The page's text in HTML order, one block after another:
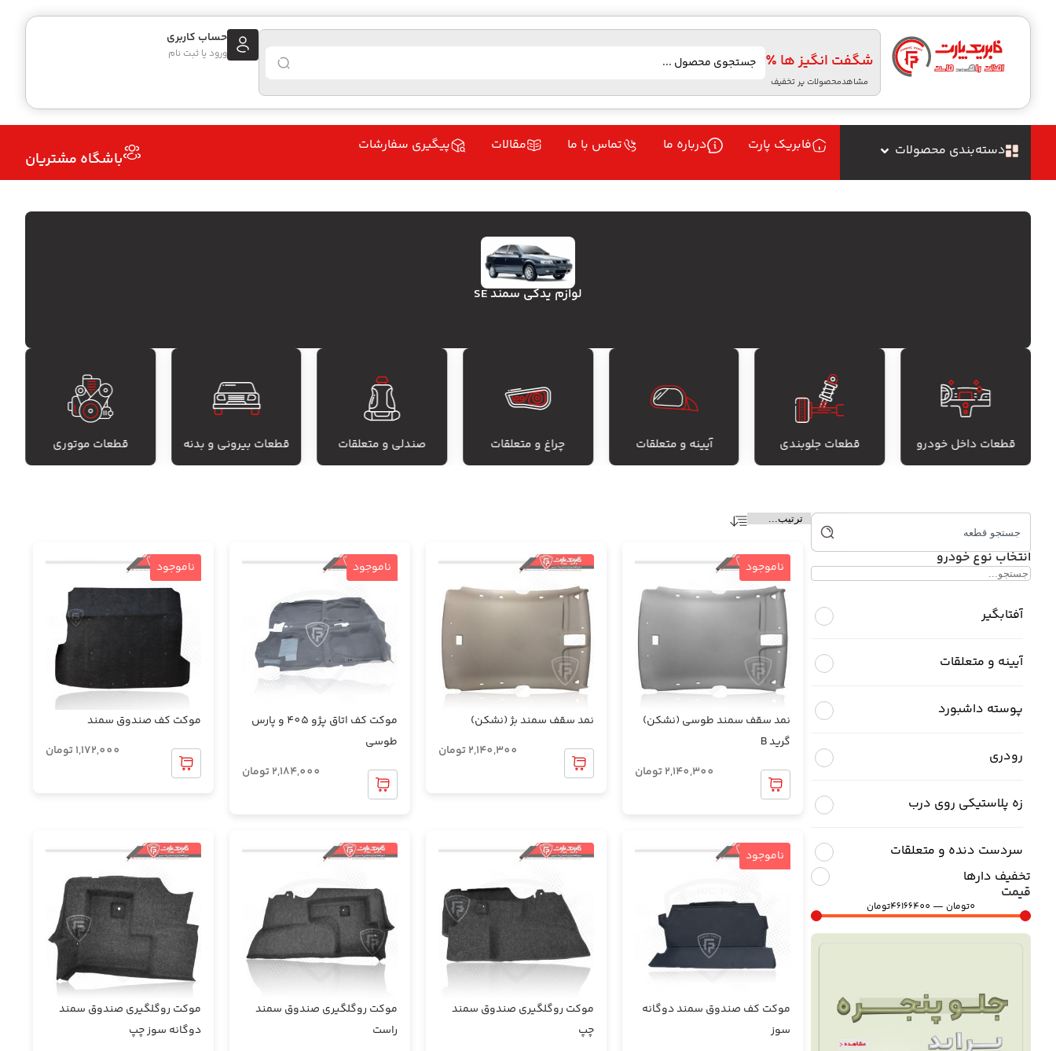
شگفت انگیز ها ٪
مشاهدمحصولات پر تخفیف
حساب کاربری
ورود یا ثبت نام
دسته‌بندی محصولات فابریک پارت درباره ما تماس با ما مقالات پیگیری سفارشات
باشگاه مشتریان
لوازم یدکی سمند SE
قطعات داخل خودرو قطعات جلوبندی آیینه و متعلقات چراغ و متعلقات صندلی و متعلقات قطعات بیرونی و بدنه قطعات موتوری
انتخاب نوع خودرو
آفتابگیر
آیینه و متعلقات
پوسته داشبورد
رودری
زه پلاستیکی روی درب
سردست دنده و متعلقات
طاقچه عقب و متعلفات
فوم صندلی
قاب ایربگ داشبورد و فرمان
تخفیف دارها
قیمت
0تومان —
46166400تومان
ناموجود
نمد سقف سمند طوسی (نشکن)
گرید B
2,140,300تومان
نمد سقف سمند بژ (نشکن)
2,140,300تومان
ناموجود
موکت کف اتاق پژو 405 و پارس
طوسی
2,184,000تومان
ناموجود
موکت کف صندوق سمند
1,172,000تومان
ناموجود
موکت کف صندوق سمند دوگانه
سوز
موکت روگلگیری صندوق سمند
چپ
موکت روگلگیری صندوق سمند
راست
موکت روگلگیری صندوق سمند
دوگانه سوز چپ